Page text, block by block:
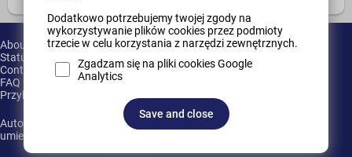
Dodatkowo potrzebujemy twojej zgody na
wykorzystywanie plików cookies przez podmioty
trzecie w celu korzystania z narzędzi zewnętrznych.
Zgadzam się na pliki cookies Google
Analytics
Save and close
About Us
Statute
Contact
FAQ
Przykładowy dział
Autor oprogramowania nie ponosi żadnej odpowiedzialności za
umieszczane w sklepie produkty.